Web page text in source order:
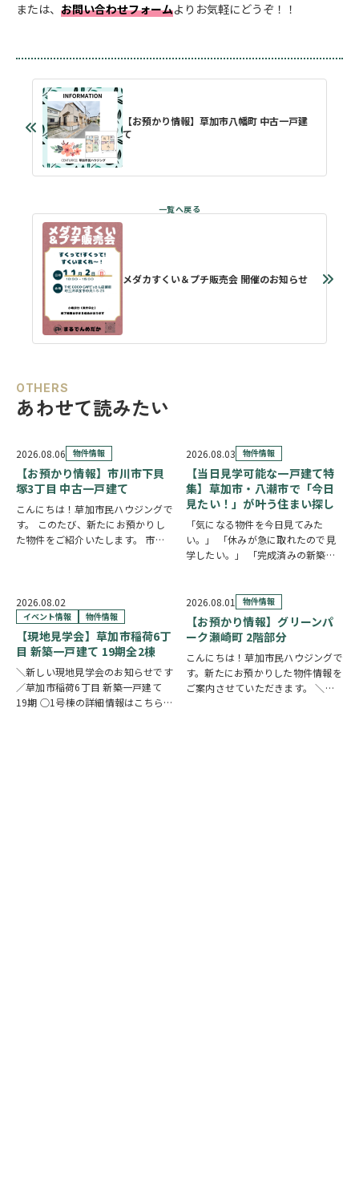
または、 お問い合わせフォームよりお気軽にどうぞ！！
【お預かり情報】草加市八幡町 中古一戸建
て
メダカすくい＆プチ販売会 開催のお知らせ
OTHERS
あわせて読みたい
2026.08.06 物件情報
【お預かり情報】市川市下貝
塚3丁目 中古一戸建て
こんにちは！草加市民ハウジングで
す。 このたび、新たにお預かりし
た物件をご紹介いたします。 市川
https://www.century21soka.com/st/s…
2026.08.03 物件情報
【当日見学可能な一戸建て特
集】草加市・八潮市で「今日
見たい！」が叶う住まい探し
「気になる物件を今日見てみた
い。」 「休みが急に取れたので見
学したい。」 「完成済みの新築を
一戸建て】です。 草加市民ハウジ
ングでは、草加市・八潮市を中心
に、当日ご案内可能な完…
2026.08.02
イベント情報 物件情報
【現地見学会】草加市稲荷6丁
目 新築一戸建て 19期全2棟
＼新しい現地見学会のお知らせです
／草加市稲荷6丁目 新築一戸建て
19期 ○1号棟の詳細情報はこちら
2026.08.01 物件情報
【お預かり情報】グリーンパ
ーク瀬崎町 2階部分
こんにちは！草加市民ハウジングで
す。新たにお預かりした物件情報を
ご案内させていただきます。 ＼弊